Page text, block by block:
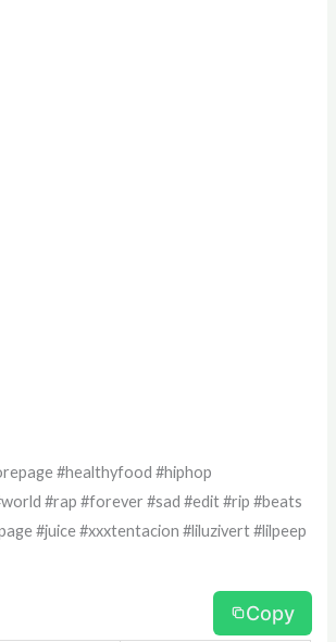
#healthyfood #hiphop
#rap #forever #sad #edit #rip #beats
#juice #xxxtentacion #liluzivert #lilpeep
Copy